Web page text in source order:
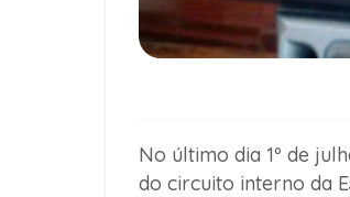
No último dia 1º de
do circuito interno da